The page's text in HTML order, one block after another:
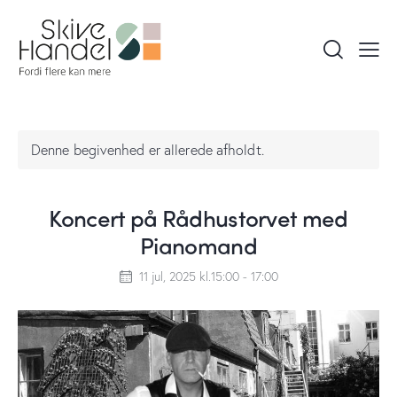
Denne begivenhed er allerede afholdt.
Koncert på Rådhustorvet med
Pianomand
11 jul, 2025 kl.15:00- 17:00